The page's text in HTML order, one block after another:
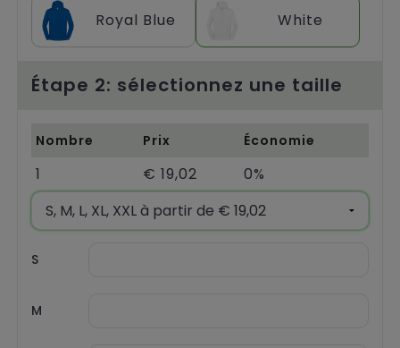
Royal Blue White
Étape 2: sélectionnez une taille
Nombre Prix Économie
1 € 19,02 0%
S
M